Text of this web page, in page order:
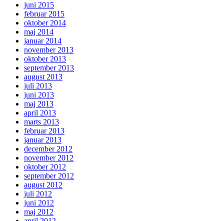
juni 2015
februar 2015
oktober 2014
maj 2014
januar 2014
november 2013
oktober 2013
september 2013
august 2013
juli 2013
juni 2013
maj 2013
april 2013
marts 2013
februar 2013
januar 2013
december 2012
november 2012
oktober 2012
september 2012
august 2012
juli 2012
juni 2012
maj 2012